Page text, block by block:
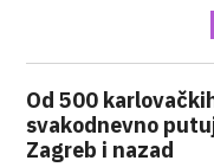
Od 500
svakodnevno
Zagreb i nazad